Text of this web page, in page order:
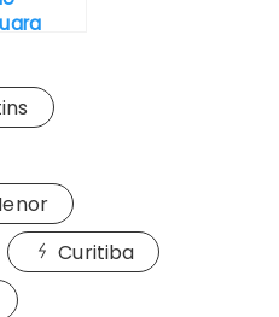
–
RJ
Curitiba